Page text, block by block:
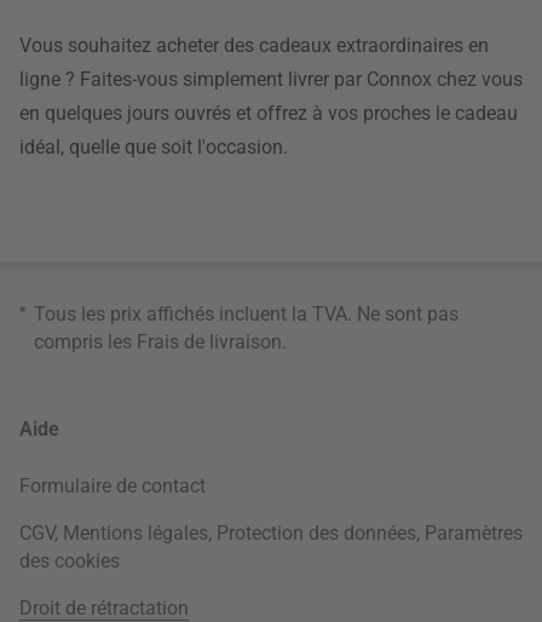
Vous souhaitez acheter des cadeaux extraordinaires en
ligne ? Faites-vous simplement livrer par Connox chez vous
en quelques jours ouvrés et offrez à vos proches le cadeau
idéal, quelle que soit l'occasion.
* Tous les prix affichés incluent la TVA. Ne sont pas
compris les Frais de livraison.
Aide
Formulaire de contact
CGV, Mentions légales, Protection des données, Paramètres
des cookies
Droit de rétractation